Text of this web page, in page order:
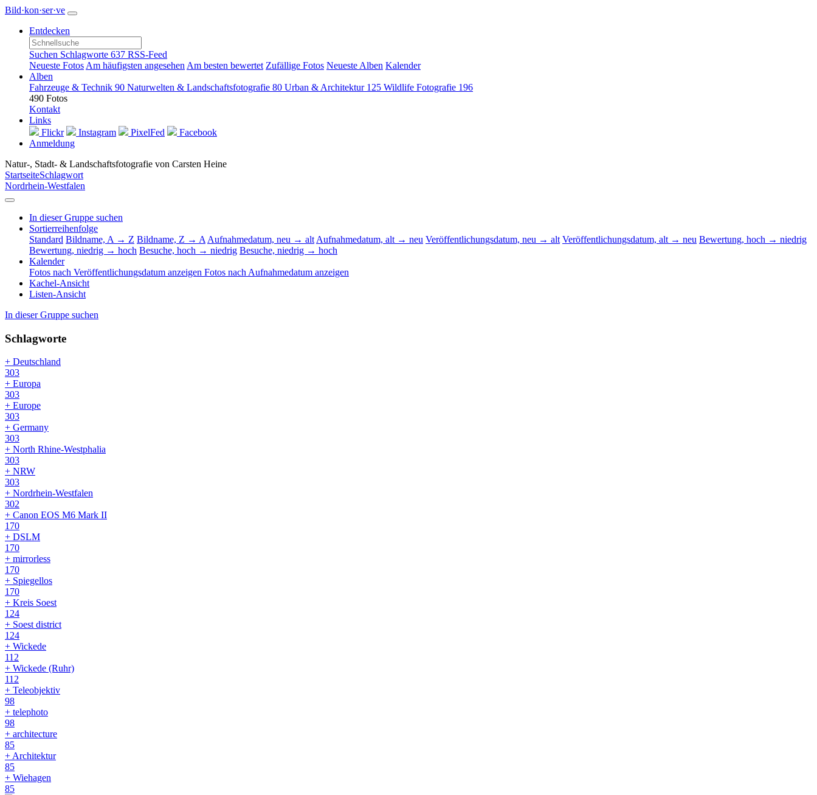
Bild·kon·ser·ve
Entdecken
Suchen Schlagworte 637 RSS-Feed
Neueste Fotos Am häufigsten angesehen Am besten bewertet Zufällige Fotos Neueste Alben Kalender
Alben
Fahrzeuge & Technik 90 Naturwelten & Landschaftsfotografie 80 Urban & Architektur 125 Wildlife Fotografie 196
490 Fotos
Kontakt
Links
Flickr
Instagram PixelFed
Facebook
Anmeldung
Natur-, Stadt- & Landschaftsfotografie von Carsten Heine
StartseiteSchlagwort
Nordrhein-Westfalen
In dieser Gruppe suchen
Sortierreihenfolge
Standard Bildname, A → Z Bildname, Z → A Aufnahmedatum, neu → alt Aufnahmedatum, alt → neu Veröffentlichungsdatum, neu → alt Veröffentlichungsdatum, alt → neu Bewertung, hoch → niedrig
Bewertung, niedrig → hoch Besuche, hoch → niedrig Besuche, niedrig → hoch
Kalender
Fotos nach Veröffentlichungsdatum anzeigen Fotos nach Aufnahmedatum anzeigen
Kachel-Ansicht
Listen-Ansicht
In dieser Gruppe suchen
Schlagworte
+ Deutschland
303
+ Europa
303
+ Europe
303
+ Germany
303
+ North Rhine‑Westphalia
303
+ NRW
303
+ Nordrhein-Westfalen
302
+ Canon EOS M6 Mark II
170
+ DSLM
170
+ mirrorless
170
+ Spiegellos
170
+ Kreis Soest
124
+ Soest district
124
+ Wickede
112
+ Wickede (Ruhr)
112
+ Teleobjektiv
98
+ telephoto
98
+ architecture
85
+ Architektur
85
+ Wiehagen
85